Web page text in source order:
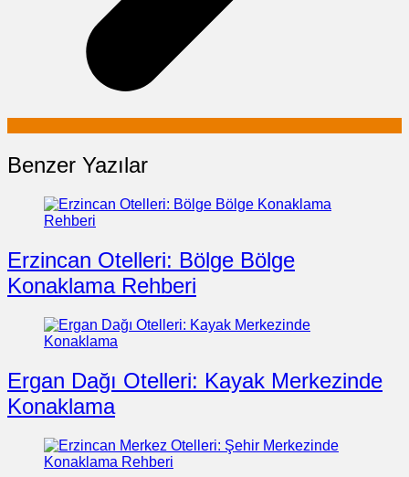
Benzer Yazılar
Erzincan Otelleri: Bölge Bölge
Konaklama Rehberi
Ergan Dağı Otelleri: Kayak Merkezinde
Konaklama